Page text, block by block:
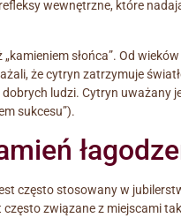
wewnętrzne, które
słońca”. Od
że cytryn zatrzymuje
ludzi. Cytryn uważany
sukcesu”).
często stosowany w
związane z miejscami